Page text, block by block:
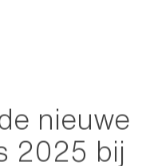
nieuwe
2025 bij